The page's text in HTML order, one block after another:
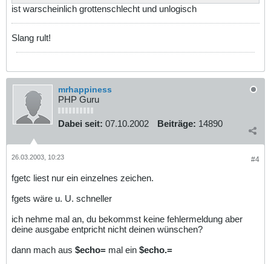
ist warscheinlich grottenschlecht und unlogisch
Slang rult!
mrhappiness
PHP Guru
Dabei seit: 07.10.2002 Beiträge: 14890
#4
26.03.2003, 10:23
fgetc liest nur ein einzelnes zeichen.
fgets wäre u. U. schneller
ich nehme mal an, du bekommst keine fehlermeldung aber
deine ausgabe entpricht nicht deinen wünschen?
dann mach aus $echo= mal ein $echo.=